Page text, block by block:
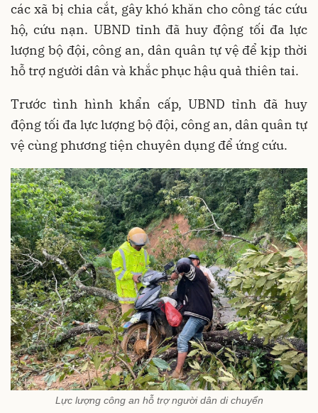
các xã bị chia cắt, gây khó khăn cho công tác cứu
hộ, cứu nạn. UBND tỉnh đã huy động tối đa lực
lượng bộ đội, công an, dân quân tự vệ để kịp thời
hỗ trợ người dân và khắc phục hậu quả thiên tai.
Trước tình hình khẩn cấp, UBND tỉnh đã huy
động tối đa lực lượng bộ đội, công an, dân quân tự
vệ cùng phương tiện chuyên dụng để ứng cứu.
Lực lượng công an hỗ trợ người dân di chuyển